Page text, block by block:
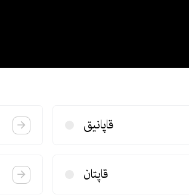
قاپانیق
قاپتان